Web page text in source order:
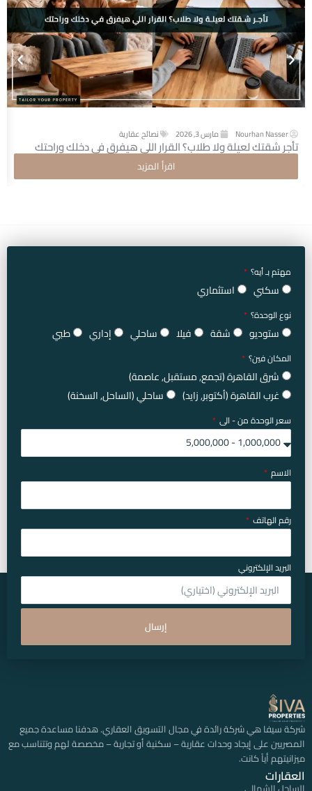
Nourhan Nasser مارس 3, 2026 نصائح عقارية
تأجر شقتك لعيلة ولا طلاب؟ القرار اللي هيفرق في دخلك وراحتك
اقرأ المزيد
مهتم بـ أيه؟
سكني استثماري
نوع الوحدة؟
ستوديو شقة فيلا ساحلي إداري طبي
المكان فين؟
شرق القاهرة (تجمع, مستقبل, عاصمة)
غرب القاهرة (أكتوبر, زايد)
ساحلي (الساحل, السخنة)
سعر الوحدة من - الى
الاسم
رقم الهاتف
البريد الإلكتروني
إرسال
شركة سيفا هي شركة رائدة في مجال التسويق العقاري. هدفنا مساعدة جميع
المصريين على إيجاد وحدات عقارية – سكنية أو تجارية – مخصصة لهم وتتناسب مع
ميزانيتهم أياً كانت.
العقارات